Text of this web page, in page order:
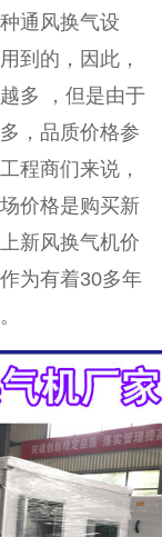
通风换气设
到的，因此，
多 ，但是由于
，品质价格参
程商们来说，
价格是购买新
新风换气机价
为有着30多年